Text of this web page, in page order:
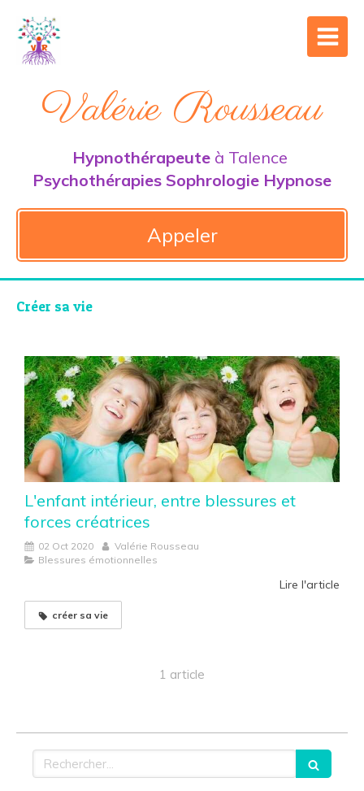
Valérie Rousseau
Hypnothérapeute à Talence
Psychothérapies Sophrologie Hypnose
Appeler
Créer sa vie
L'enfant intérieur, entre blessures et
forces créatrices
02 Oct 2020
Valérie Rousseau
Blessures émotionnelles
Lire l'article
créer sa vie
1 article
Rechercher